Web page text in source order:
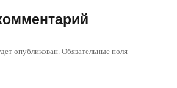
опубликован.Обязательные поля